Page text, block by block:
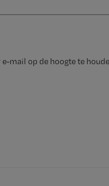
mail op de hoogte te